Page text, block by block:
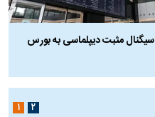
سیگنال مثبت دیپلماسی به بورس
۱ ۲